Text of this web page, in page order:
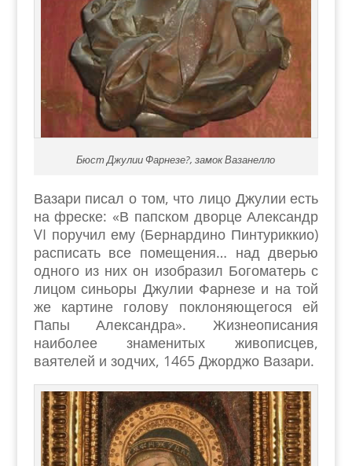
Бюст Джулии Фарнезе?, замок Вазанелло
Вазари писал о том, что лицо Джулии есть
на фреске: «В папском дворце Александр
VI поручил ему (Бернардино Пинтуриккио)
расписать все помещения… над дверью
одного из них он изобразил Богоматерь с
лицом синьоры Джулии Фарнезе и на той
же картине голову поклоняющегося ей
Папы Александра». Жизнеописания
наиболее знаменитых живописцев,
ваятелей и зодчих, 1465 Джорджо Вазари.